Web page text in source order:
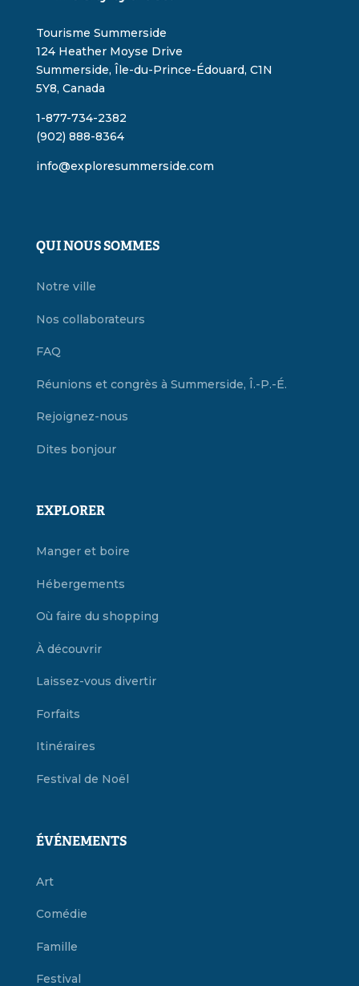
Tourisme Summerside
124 Heather Moyse Drive
Summerside, Île-du-Prince-Édouard, C1N
5Y8, Canada
1-877-734-2382
(902) 888-8364
info@exploresummerside.com
QUI NOUS SOMMES
Notre ville
Nos collaborateurs
FAQ
Réunions et congrès à Summerside, Î.-P.-É.
Rejoignez-nous
Dites bonjour
EXPLORER
Manger et boire
Hébergements
Où faire du shopping
À découvrir
Laissez-vous divertir
Forfaits
Itinéraires
Festival de Noël
ÉVÉNEMENTS
Art
Comédie
Famille
Festival